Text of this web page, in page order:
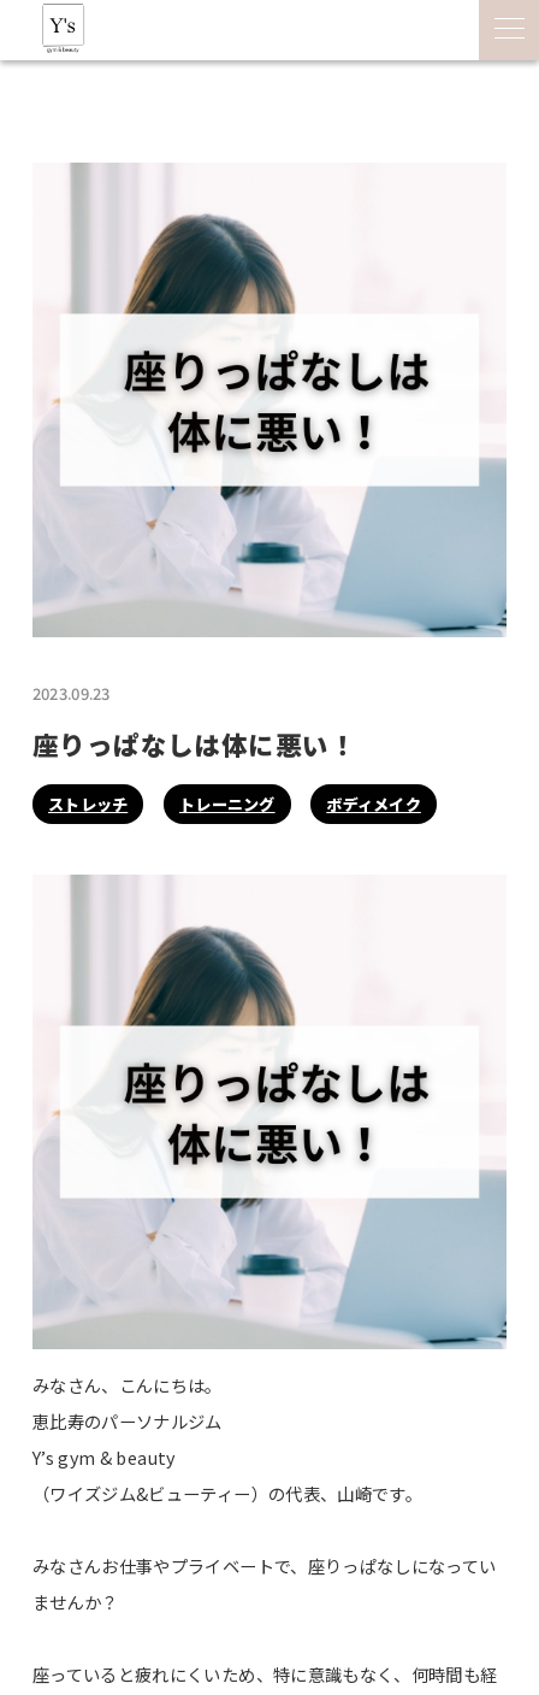
2023.09.23
座りっぱなしは体に悪い！
ストレッチ トレーニング ボディメイク
みなさん、こんにちは。
恵比寿のパーソナルジム
Y’s gym & beauty
（ワイズジム&ビューティー）の代表、山崎です。
みなさんお仕事やプライベートで、座りっぱなしになってい
ませんか？
座っていると疲れにくいため、特に意識もなく、何時間も経